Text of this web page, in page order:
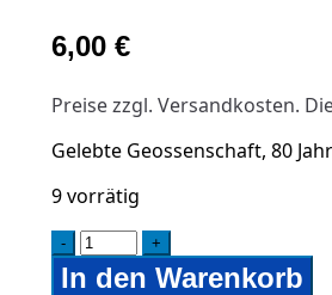
6,00 €
Preise zzgl. Versandkosten.
Gelebte Geossenschaft, 80
9 vorrätig
- +
In den Warenkorb